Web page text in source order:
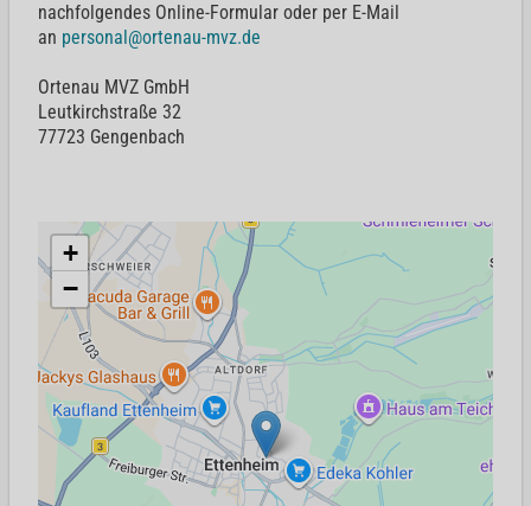
nachfolgendes Online-Formular oder per E-Mail
an personal@ortenau-mvz.de
Ortenau MVZ GmbH
Leutkirchstraße 32
77723 Gengenbach
+
−